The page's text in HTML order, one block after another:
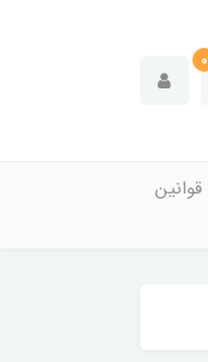
0
قوانین